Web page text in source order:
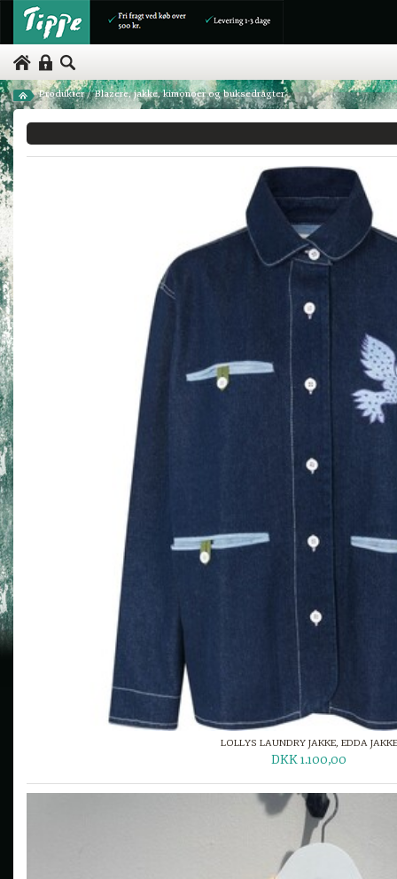
Produkter/ Blazere, jakke, kimonoer og buksedragter
LOLLYS LAUNDRY JAKKE, EDDA JAKKE
DKK 1.100,00